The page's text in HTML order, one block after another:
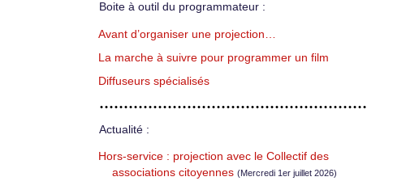
Boite à outil du programmateur :
Avant d’organiser une projection…
La marche à suivre pour programmer un film
Diffuseurs spécialisés
Actualité :
Hors-service : projection avec le Collectif des
associations citoyennes (Mercredi 1er juillet 2026)